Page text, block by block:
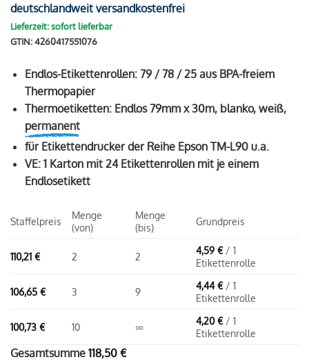
deutschlandweit versandkostenfrei
Lieferzeit: sofort lieferbar
GTIN: 4260417551076
Endlos-Etikettenrollen: 79 / 78 / 25 aus BPA-freiem
Thermopapier
Thermoetiketten: Endlos 79mm x 30m, blanko, weiß,
permanent
für Etikettendrucker der Reihe Epson TM-L90 u.a.
VE: 1 Karton mit 24 Etikettenrollen mit je einem
Endlosetikett
Staffelpreis
Menge
(von)
Menge
(bis)
Grundpreis
110,21 € 2 2 4,59€ / 1
Etikettenrolle
106,65 € 3 9 4,44€ / 1
Etikettenrolle
100,73 € 10 ∞ 4,20€ / 1
Etikettenrolle
Gesamtsumme 118,50 €